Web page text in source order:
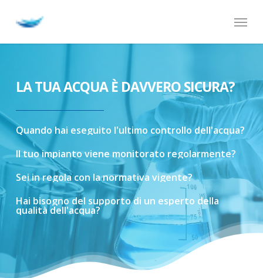
Menu
LA TUA ACQUA È DAVVERO SICURA?
Quando hai eseguito l'ultimo controllo dell'acqua?
Il tuoimpianto viene monitorato regolarmente?
Seiinregola con lanormativa vigente?
Hai bisognodel supportodi un esperto della
qualitàdell'acqua?